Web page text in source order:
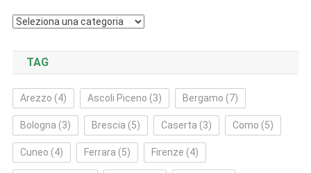
Categorie
TAG
Arezzo (4) Ascoli Piceno (3) Bergamo (7)
Bologna (3) Brescia (5) Caserta (3) Como (5)
Cuneo (4) Ferrara (5) Firenze (4)